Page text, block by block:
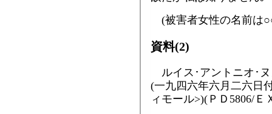
(被害者女性の名前は
資料(2)
ルイス･アントニオ･
(一九四六年六月二六日
ィモール>)(ＰＤ5806/Ｅ